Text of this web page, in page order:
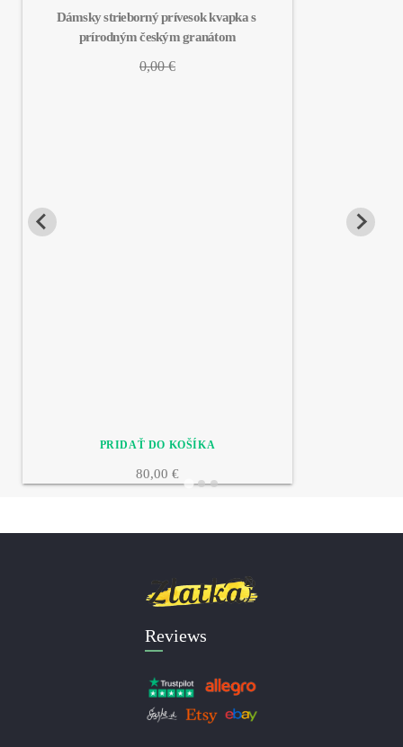
Dámsky strieborný prívesok kvapka s
prírodným českým granátom
0,00 €
80,00 €
Reviews